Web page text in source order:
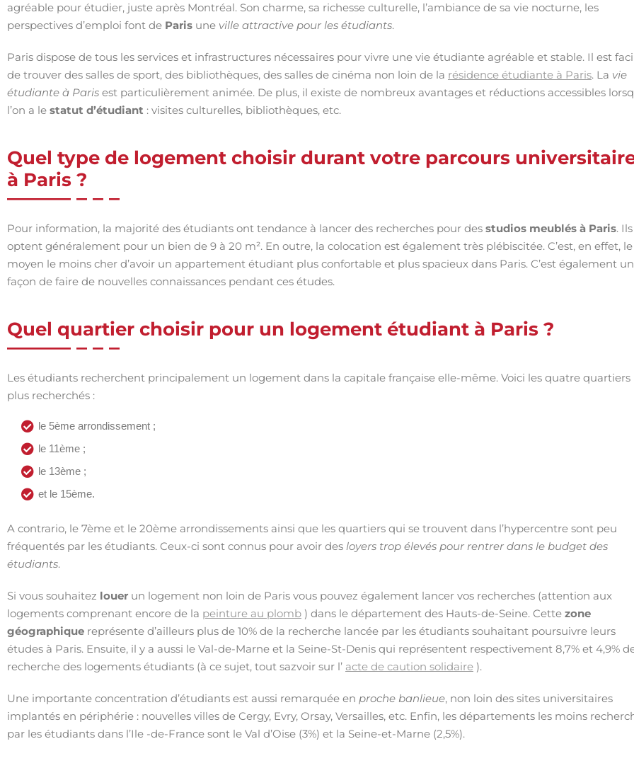
agréable pour étudier, juste après Montréal. Son charme, sa richesse culturelle, l’ambiance de sa vie nocturne, les
perspectives d’emploi font de Paris une ville attractive pour les étudiants.
Paris dispose de tous les services et infrastructures nécessaires pour vivre une vie étudiante agréable et stable. Il est
de trouver des salles de sport, des bibliothèques, des salles de cinéma non loin de la résidence étudiante à Paris. La vie
étudiante à Paris est particulièrement animée. De plus, il existe de nombreux avantages et réductions accessibles
l’on a le statut d’étudiant : visites culturelles, bibliothèques, etc.
Quel type de logement choisir durant votre parcours
à Paris ?
Pour information, la majorité des étudiants ont tendance à lancer des recherches pour des studios meublés à Paris. Ils
optent généralement pour un bien de 9 à 20 m². En outre, la colocation est également très plébiscitée. C’est, en effet, le
moyen le moins cher d’avoir un appartement étudiant plus confortable et plus spacieux dans Paris. C’est également
façon de faire de nouvelles connaissances pendant ces études.
Quel quartier choisir pour un logement étudiant à Paris ?
Les étudiants recherchent principalement un logement dans la capitale française elle-même. Voici les quatre quartiers
plus recherchés :
le 5ème arrondissement ;
le 11ème ;
le 13ème ;
et le 15ème.
A contrario, le 7ème et le 20ème arrondissements ainsi que les quartiers qui se trouvent dans l’hypercentre sont peu
fréquentés par les étudiants. Ceux-ci sont connus pour avoir des loyers trop élevés pour rentrer dans le budget des
étudiants.
Si vous souhaitez louer un logement non loin de Paris vous pouvez également lancer vos recherches (attention aux
logements comprenant encore de la peinture au plomb ) dans le département des Hauts-de-Seine. Cette zone
géographique représente d’ailleurs plus de 10% de la recherche lancée par les étudiants souhaitant poursuivre leurs
études à Paris. Ensuite, il y a aussi le Val-de-Marne et la Seine-St-Denis qui représentent respectivement 8,7% et 4,9%
recherche des logements étudiants (à ce sujet, tout sazvoir sur l’ acte de caution solidaire ).
Une importante concentration d’étudiants est aussi remarquée en proche banlieue, non loin des sites universitaires
implantés en périphérie : nouvelles villes de Cergy, Evry, Orsay, Versailles, etc. Enfin, les départements les moins
par les étudiants dans l’Ile -de-France sont le Val d’Oise (3%) et la Seine-et-Marne (2,5%).